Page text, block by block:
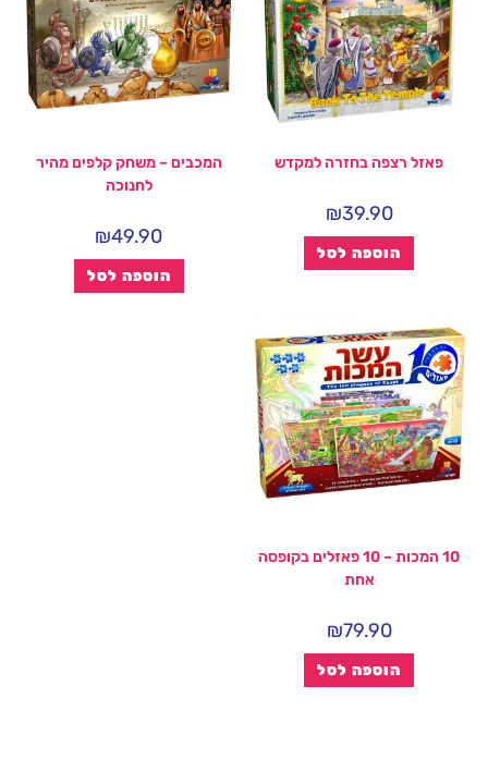
פאזל רצפה בחזרה למקדש
₪39.90
הוספה לסל
המכבים – משחק קלפים מהיר
לחנוכה
₪49.90
הוספה לסל
10 המכות – 10 פאזלים בקופסה
אחת
₪79.90
הוספה לסל